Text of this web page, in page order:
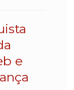
e